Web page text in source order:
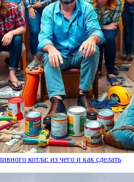
котла: из чего и как сделать